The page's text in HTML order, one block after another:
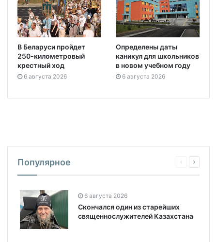
В Беларуси пройдет
250-километровый
крестный ход
6 августа 2026
Определены даты
каникул для школьников
в новом учебном году
6 августа 2026
Популярное
6 августа 2026
Скончался один из старейших
священнослужителей Казахстана